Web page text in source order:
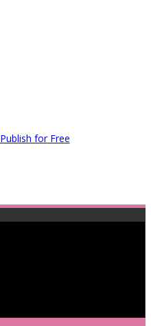
Publish for Free